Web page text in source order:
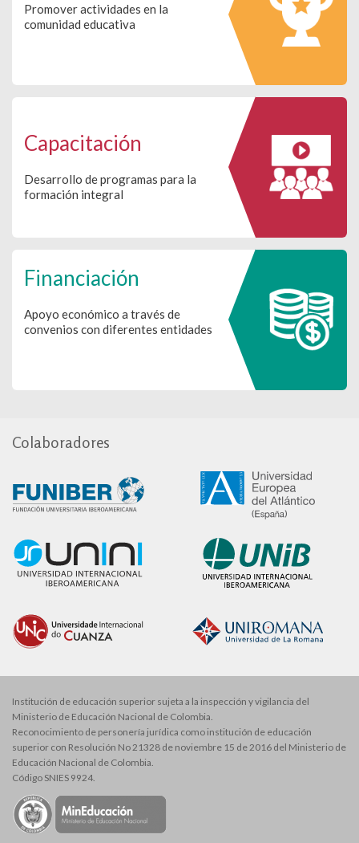
Promover actividades en la
comunidad educativa
Capacitación
Desarrollo de programas para la
formación integral
Financiación
Apoyo económico a través de
convenios con diferentes entidades
Colaboradores
Institución de educación superior sujeta a la inspección y vigilancia del
Ministerio de Educación Nacional de Colombia.
Reconocimiento de personería jurídica como institución de educación
superior con Resolución No 21328 de noviembre 15 de 2016 del Ministerio de
Educación Nacional de Colombia.
Código SNIES 9924.